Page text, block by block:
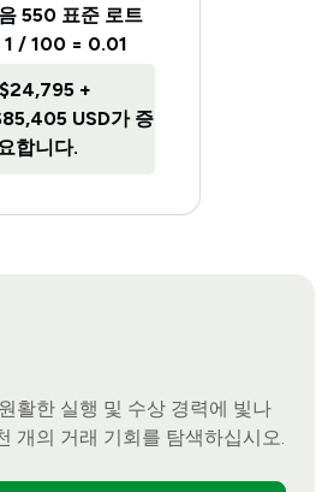
550 표준 로트
/ 100 = 0.01
+
USD가 증
합니다.
활한 실행 및 수상 경력에 빛나
개의 거래 기회를 탐색하십시오.